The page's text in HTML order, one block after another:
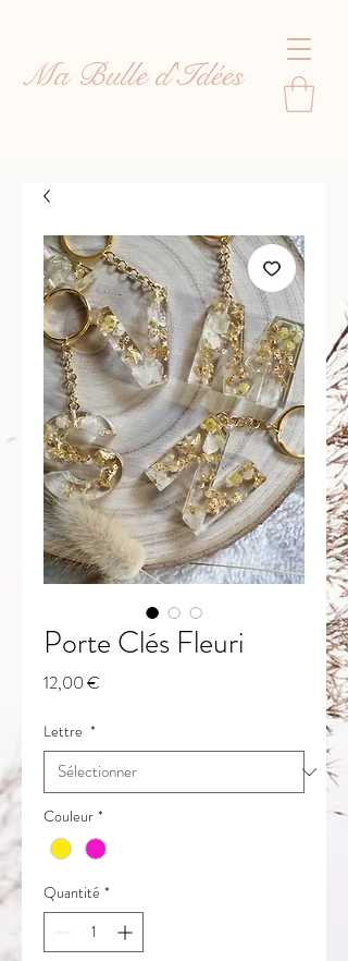
Ma Bulle d'Idées
Porte Clés Fleuri
12,00 €
Lettre *
Couleur *
Quantité *